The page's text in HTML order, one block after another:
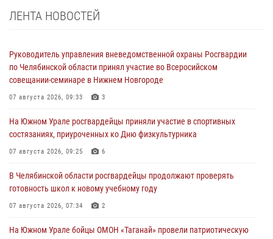
ЛЕНТА НОВОСТЕЙ
Руководитель управления вневедомственной охраны Росгвардии
по Челябинской области принял участие во Всеросийском
совещании-семинаре в Нижнем Новгороде
07 августа 2026, 09:33 3
На Южном Урале росгвардейцы приняли участие в спортивных
состязаниях, приуроченных ко Дню физкультурника
07 августа 2026, 09:25 6
В Челябинской области росгвардейцы продолжают проверять
готовность школ к новому учебному году
07 августа 2026, 07:34 2
На Южном Урале бойцы ОМОН «Таганай» провели патриотическую